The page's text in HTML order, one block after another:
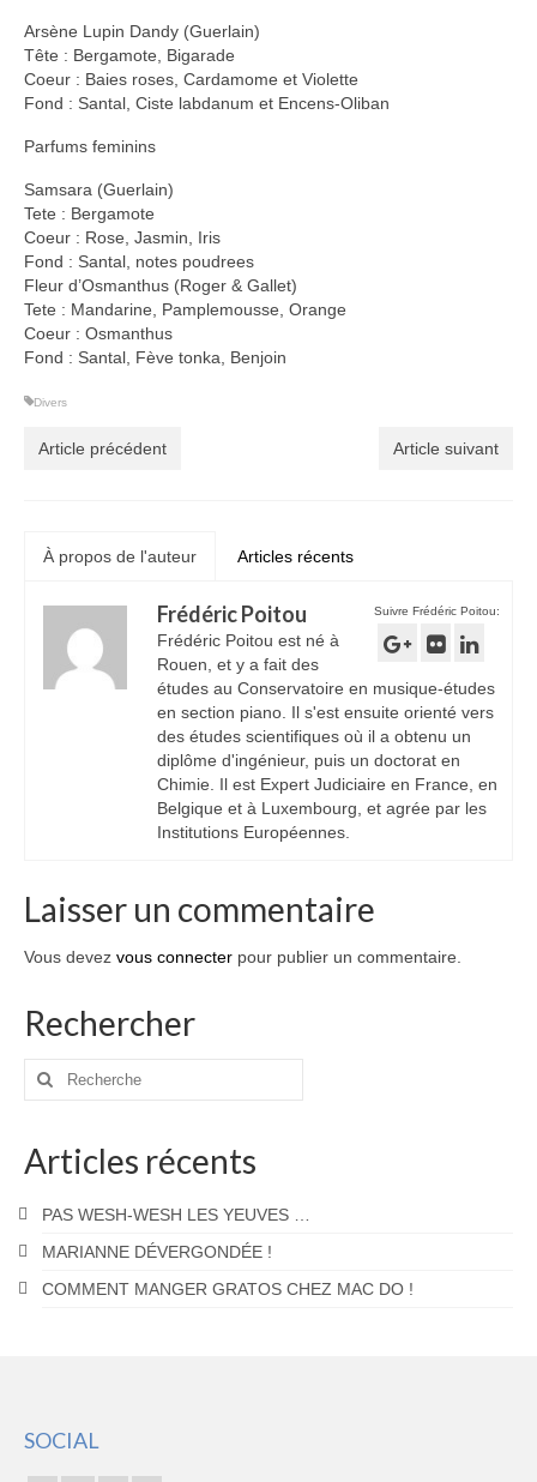
Arsène Lupin Dandy (Guerlain)
Tête : Bergamote, Bigarade
Coeur : Baies roses, Cardamome et Violette
Fond : Santal, Ciste labdanum et Encens-Oliban
Parfums feminins
Samsara (Guerlain)
Tete : Bergamote
Coeur : Rose, Jasmin, Iris
Fond : Santal, notes poudrees
Fleur d’Osmanthus (Roger & Gallet)
Tete : Mandarine, Pamplemousse, Orange
Coeur : Osmanthus
Fond : Santal, Fève tonka, Benjoin
Divers
Article précédent Article suivant
À propos de l'auteur Articles récents
Suivre Frédéric Poitou:
Frédéric Poitou
Frédéric Poitou est né à
Rouen, et y a fait des
études au Conservatoire en musique-études
en section piano. Il s'est ensuite orienté vers
des études scientifiques où il a obtenu un
diplôme d'ingénieur, puis un doctorat en
Chimie. Il est Expert Judiciaire en France, en
Belgique et à Luxembourg, et agrée par les
Institutions Européennes.
Laisser un commentaire
Vous devez vous connecter pour publier un commentaire.
Rechercher
Rechercher
Articles récents
PAS WESH-WESH LES YEUVES …
MARIANNE DÉVERGONDÉE !
COMMENT MANGER GRATOS CHEZ MAC DO !
SOCIAL